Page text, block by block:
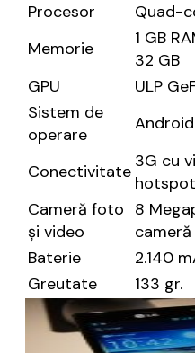
Procesor
Quad-
Memorie
1 GB
32 GB
GPU
ULP
Sistem de
operare
Conectivitate 3G cu
Cameră foto
și video
8
Baterie
2.140
Greutate
133 gr.